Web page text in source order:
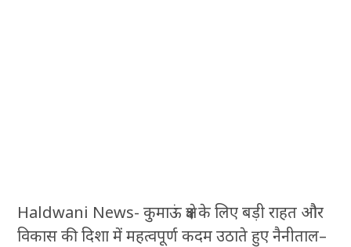
Haldwani News- कुमाऊं क्षेत्र के लिए बड़ी राहत और
विकास की दिशा में महत्वपूर्ण कदम उठाते हुए नैनीताल–